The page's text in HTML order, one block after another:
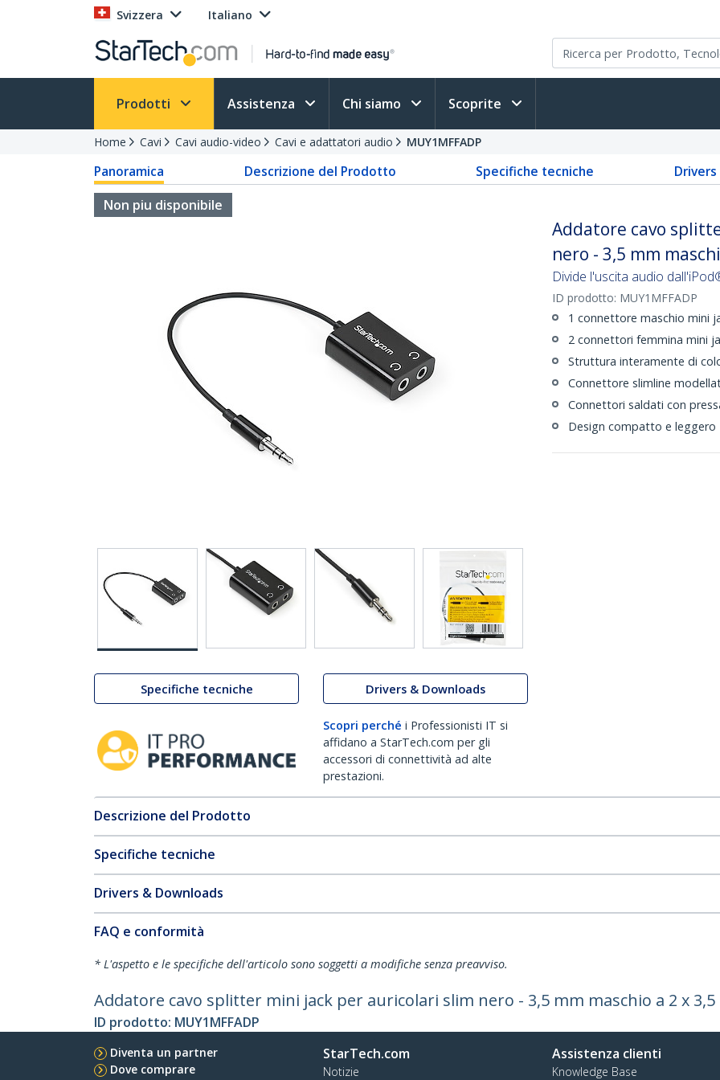
Svizzera Italiano
Prodotti Assistenza Chi siamo Scoprite
Home Cavi Cavi audio-video Cavi e adattatori audio MUY1MFFADP
Panoramica Descrizione del Prodotto Specifiche tecniche
Non piu disponibile
Specifiche tecniche Drivers & Downloads
Scopri perché i Professionisti IT si
affidano a StarTech.com per gli
accessori di connettività ad alte
prestazioni.
Addatore cavo
nero - 3,5 mm
Divide l'uscita audio
ID prodotto: MUY1MFFADP
1 connettore maschio mini
2 connettori femmina mini
Struttura interamente di
Connettore slimline
Connettori saldati con
Design compatto e leggero
Descrizione del Prodotto
Specifiche tecniche
Drivers & Downloads
FAQ e conformità
* L'aspetto e le specifiche dell'articolo sono soggetti a modifiche senza preavviso.
Addatore cavo splitter mini jack per auricolari slim nero - 3,5 mm maschio a 2 x
ID prodotto: MUY1MFFADP
Diventa un partner
Dove comprare
StarTech.com
Notizie
Assistenza clienti
Knowledge Base